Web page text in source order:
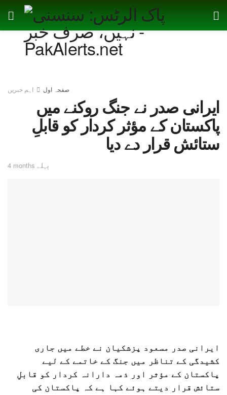
صفحہ اول اہم خبریں
ایرانی صدر نے جنگ روکنے میں
پاکستان کے مؤثر کردار کو قابلِ
ستائش قرار دے دیا
4 months پہلے
ایرانی صدر مسعود پزشکیان نے خطے میں جاری
کشیدگی کے تناظر میں جنگ کے خاتمے کے لیے
پاکستان کے مؤثر اور ذمہ دارانہ کردار کو قابلِ
ستائش قرار دیتے ہوئے کہا ہے کہ پاکستان کی